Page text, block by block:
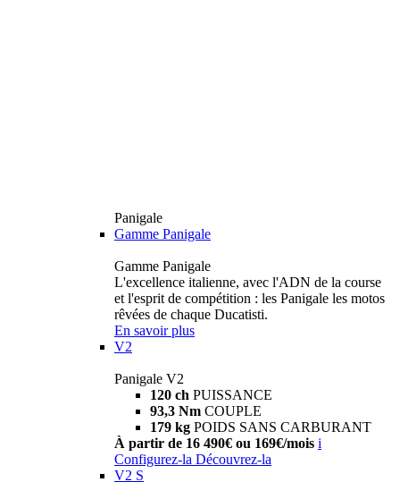
Panigale
Gamme Panigale
Gamme Panigale
L'excellence italienne, avec l'ADN de la course
et l'esprit de compétition : les Panigale les motos
rêvées de chaque Ducatisti.
En savoir plus
V2
Panigale V2
120 ch PUISSANCE
93,3 Nm COUPLE
179 kg POIDS SANS CARBURANT
À partir de 16 490€ ou 169€/mois i
Configurez-la Découvrez-la
V2 S